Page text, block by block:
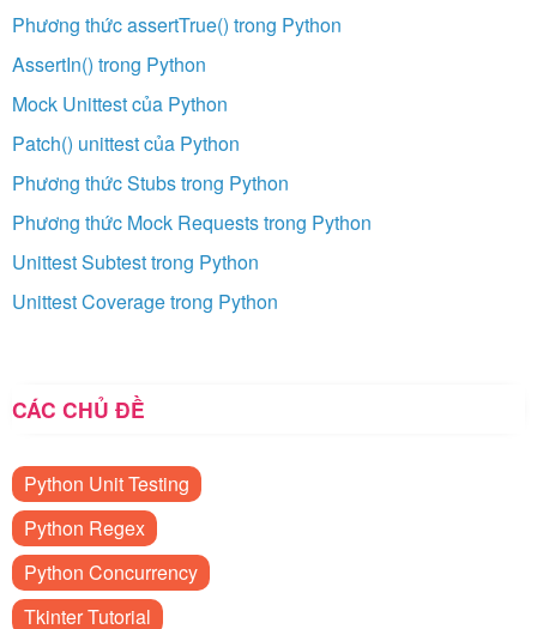
Phương thức assertTrue() trong Python
AssertIn() trong Python
Mock Unittest của Python
Patch() unittest của Python
Phương thức Stubs trong Python
Phương thức Mock Requests trong Python
Unittest Subtest trong Python
Unittest Coverage trong Python
CÁC CHỦ ĐỀ
Python Unit Testing
Python Regex
Python Concurrency
Tkinter Tutorial